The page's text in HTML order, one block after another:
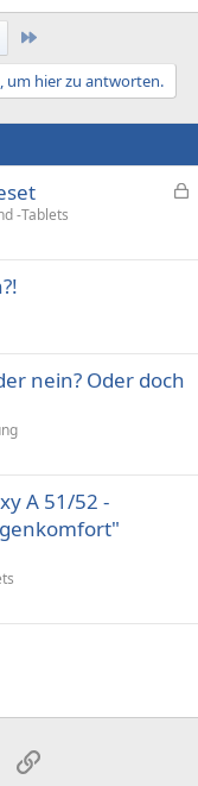
um hier zu antworten.
p
-Tablets
nein? Oder doch
A 51/52 -
MailLink